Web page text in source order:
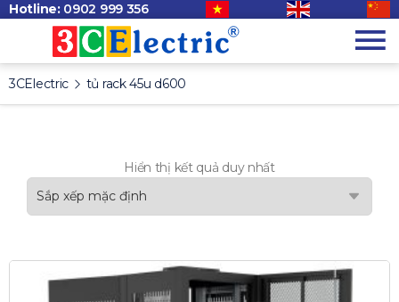
Hotline: 0902 999 356
3CElectric tủ rack 45u d600
Hiển thị kết quả duy nhất